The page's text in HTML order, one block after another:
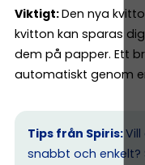
Viktigt:Den nya
kvitton kan sparas
dem på papper. Ett
automatiskt genom
Tips från Spiris:
snabbt och enkelt?